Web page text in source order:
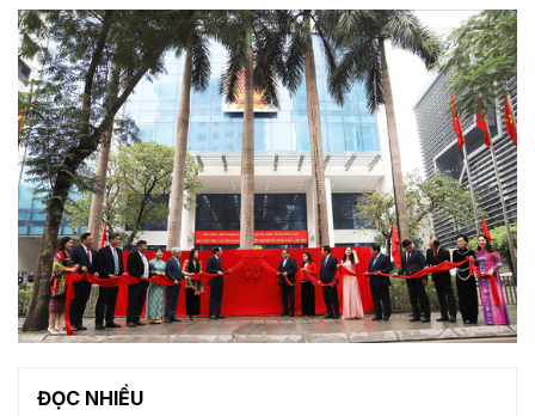
ĐỌC NHIỀU